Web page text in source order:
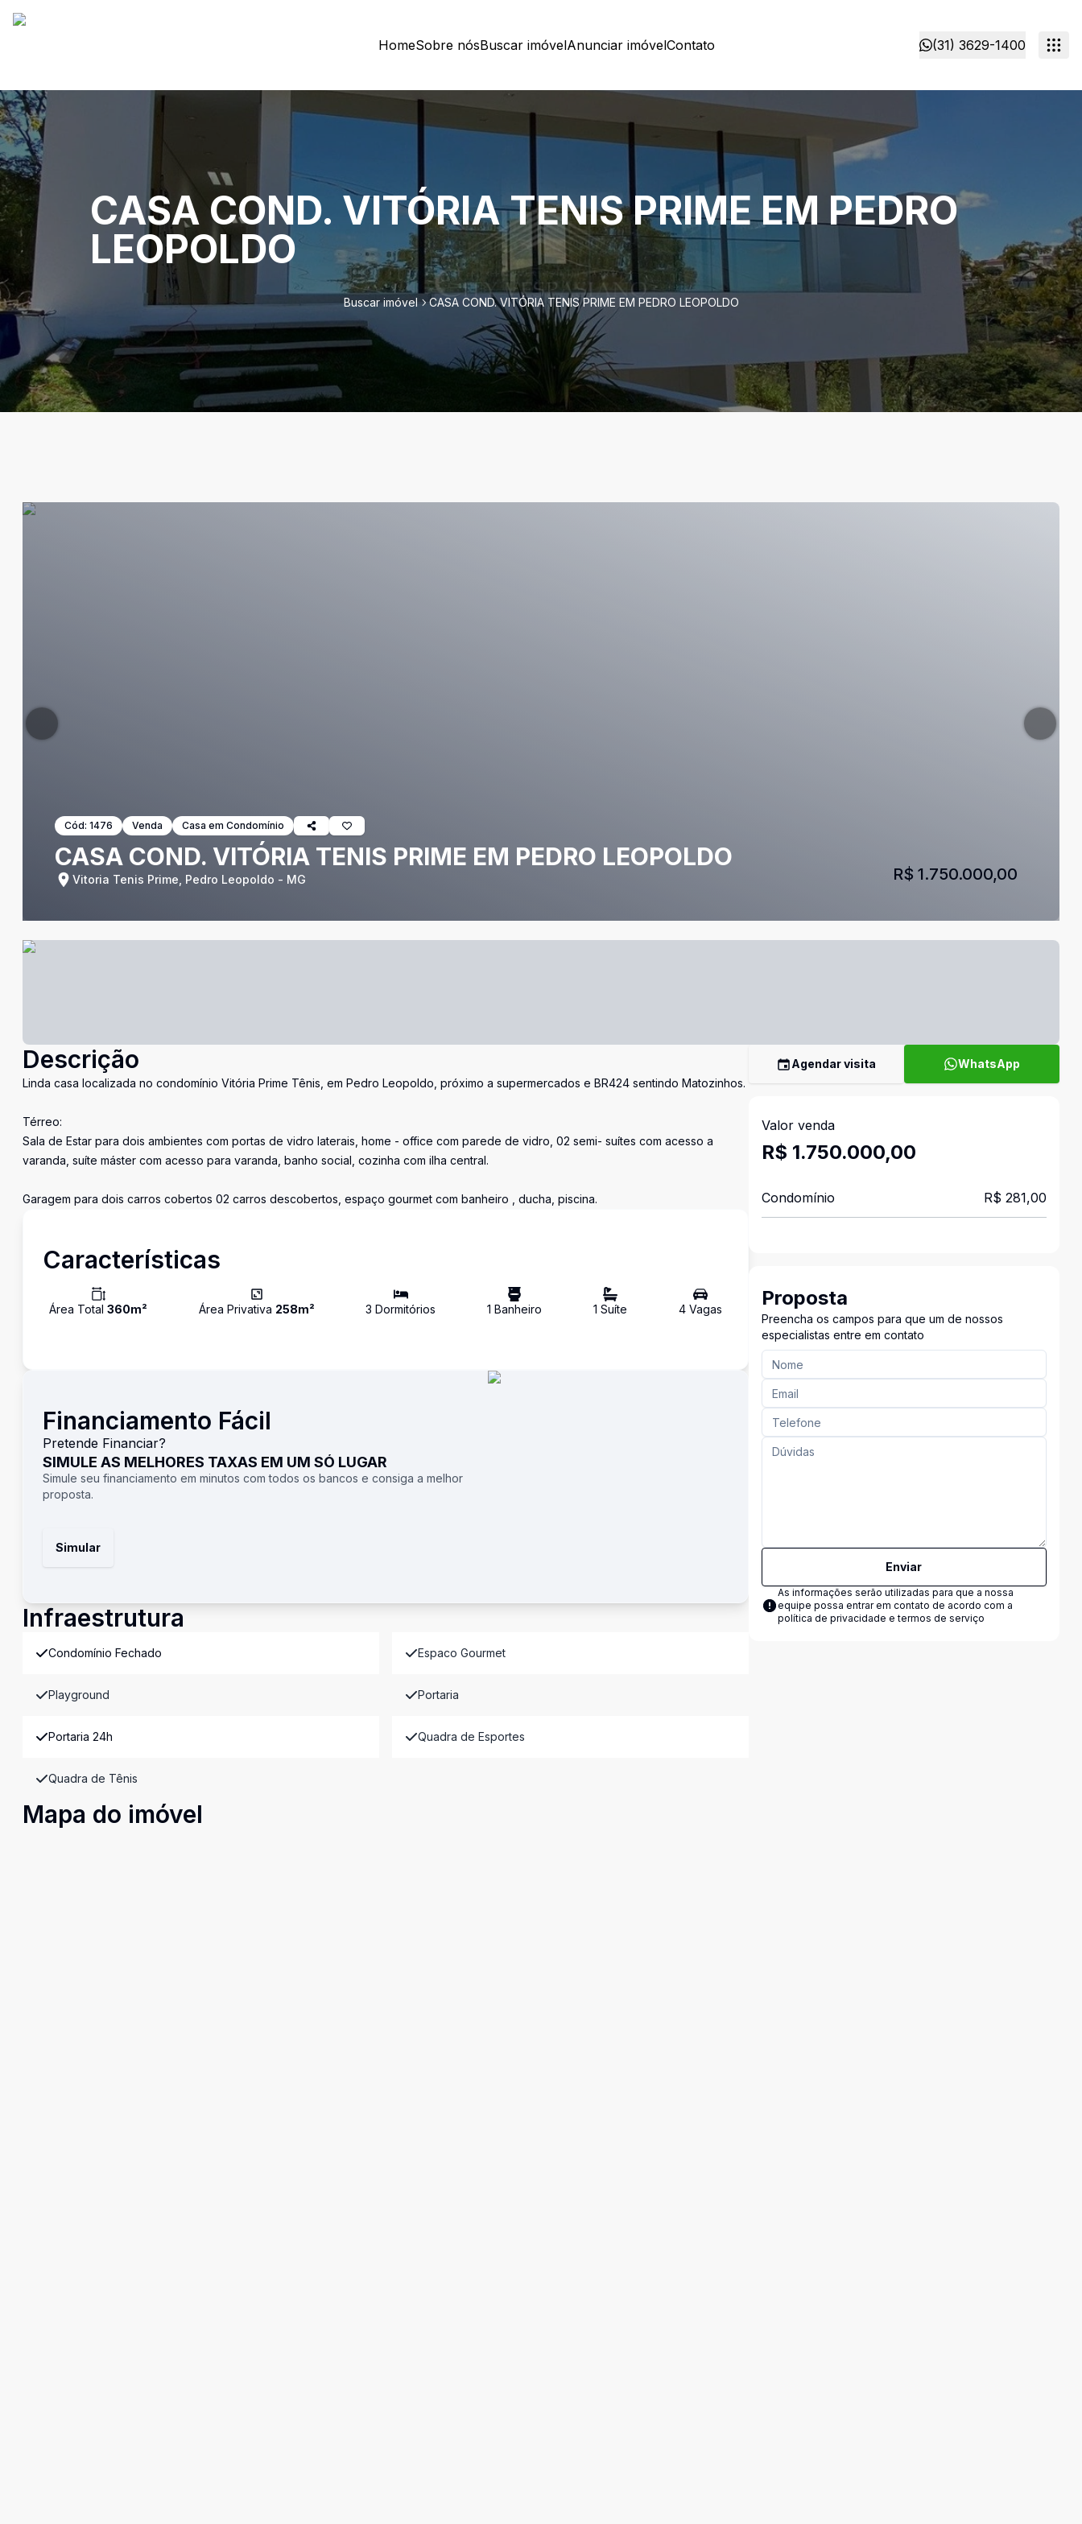
HomeSobre nósBuscar imóvelAnunciar imóvelContato (31) 3629-1400
CASA COND. VITÓRIA TENIS PRIME EM PEDRO
LEOPOLDO
Buscar imóvel CASA COND. VITÓRIA TENIS PRIME EM PEDRO LEOPOLDO
Cód: 1476 Venda Casa em Condomínio
CASA COND. VITÓRIA TENIS PRIME EM PEDRO LEOPOLDO
Vitoria Tenis Prime, Pedro Leopoldo - MG R$ 1.750.000,00
Descrição
Linda casa localizada no condomínio Vitória Prime Tênis, em Pedro Leopoldo, próximo a supermercados e BR424 sentindo Matozinhos.
Térreo:
Sala de Estar para dois ambientes com portas de vidro laterais, home - office com parede de vidro, 02 semi- suítes com acesso a
varanda, suíte máster com acesso para varanda, banho social, cozinha com ilha central.
Garagem para dois carros cobertos 02 carros descobertos, espaço gourmet com banheiro , ducha, piscina.
Características
Área Total 360m² Área Privativa 258m² 3 Dormitórios 1 Banheiro 1 Suíte 4Vagas
Financiamento Fácil
Pretende Financiar?
SIMULE AS MELHORES TAXAS EM UM SÓ LUGAR
Simule seu financiamento em minutos com todos os bancos e consiga a melhor
proposta.
Simular
Infraestrutura
Condomínio Fechado Espaco Gourmet
Playground Portaria
Portaria 24h Quadra de Esportes
Quadra de Tênis
Mapa do imóvel
Agendar visita WhatsApp
Valor venda
R$ 1.750.000,00
Condomínio R$ 281,00
Proposta
Preencha os campos para que um de nossos
especialistas entre em contato
Enviar
As informações serão utilizadas para que a nossa
equipe possa entrar em contato de acordo com a
política de privacidade e termos de serviço